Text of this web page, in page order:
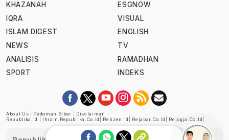
KHAZANAH
IQRA
ISLAM DIGEST
NEWS
ANALISIS
SPORT
ESGNOW
VISUAL
ENGLISH
TV
RAMADHAN
INDEKS
About Us Pedoman Siber
Disclaimer
Republika.id
Ihram.republika.co.id Retizen.id Rejabar.co.id Rejogja.co.id